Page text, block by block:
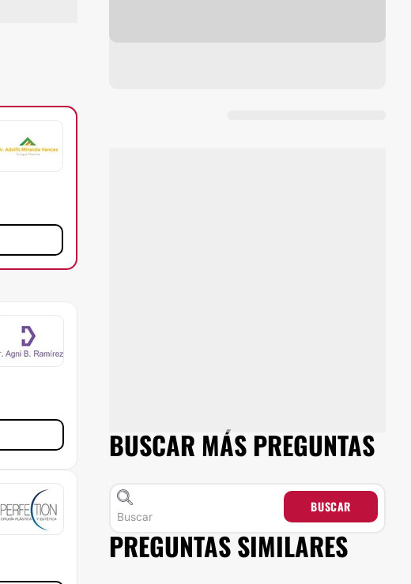
BUSCAR MÁS PREGUNTAS
BUSCAR
PREGUNTAS SIMILARES